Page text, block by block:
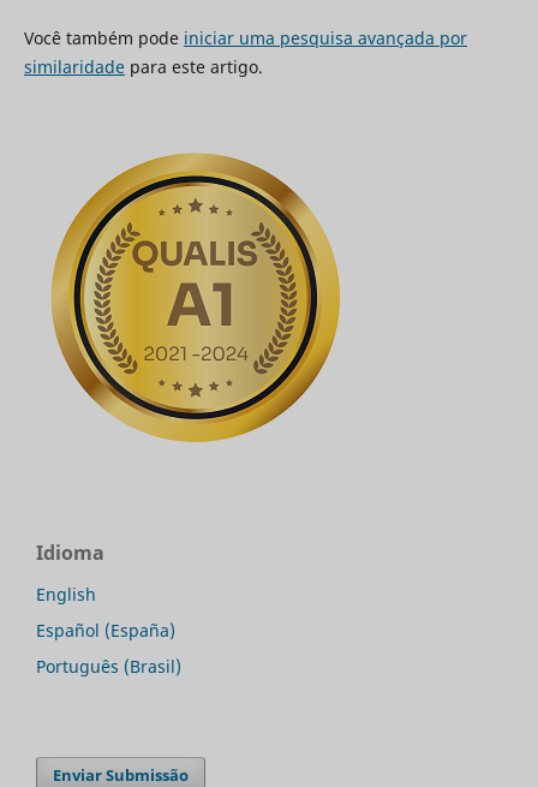
Você também pode iniciar uma pesquisa avançada por
similaridadepara este artigo.
Idioma
English
Español (España)
Português (Brasil)
Enviar Submissão